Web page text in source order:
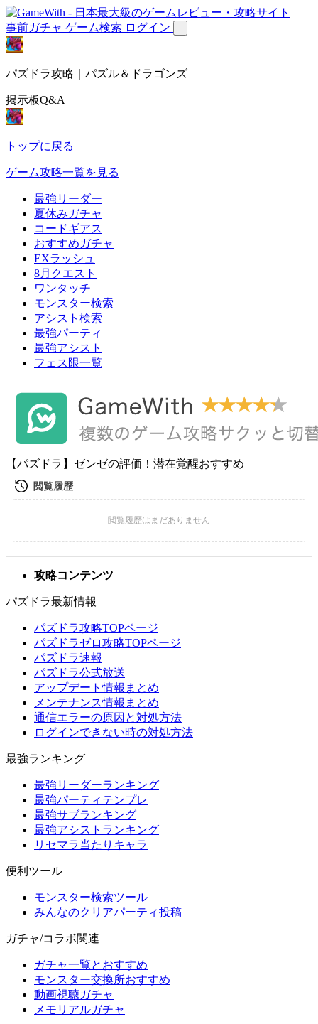
事前ガチャ ゲーム検索 ログイン
パズドラ攻略｜パズル＆ドラゴンズ
掲示板Q&A
トップに戻る
ゲーム攻略一覧を見る
最強リーダー
夏休みガチャ
コードギアス
おすすめガチャ
EXラッシュ
8月クエスト
ワンタッチ
モンスター検索
アシスト検索
最強パーティ
最強アシスト
フェス限一覧
【パズドラ】ゼンゼの評価！潜在覚醒おすすめ
攻略コンテンツ
パズドラ最新情報
パズドラ攻略TOPページ
パズドラゼロ攻略TOPページ
パズドラ速報
パズドラ公式放送
アップデート情報まとめ
メンテナンス情報まとめ
通信エラーの原因と対処方法
ログインできない時の対処方法
最強ランキング
最強リーダーランキング
最強パーティテンプレ
最強サブランキング
最強アシストランキング
リセマラ当たりキャラ
便利ツール
モンスター検索ツール
みんなのクリアパーティ投稿
ガチャ/コラボ関連
ガチャ一覧とおすすめ
モンスター交換所おすすめ
動画視聴ガチャ
メモリアルガチャ